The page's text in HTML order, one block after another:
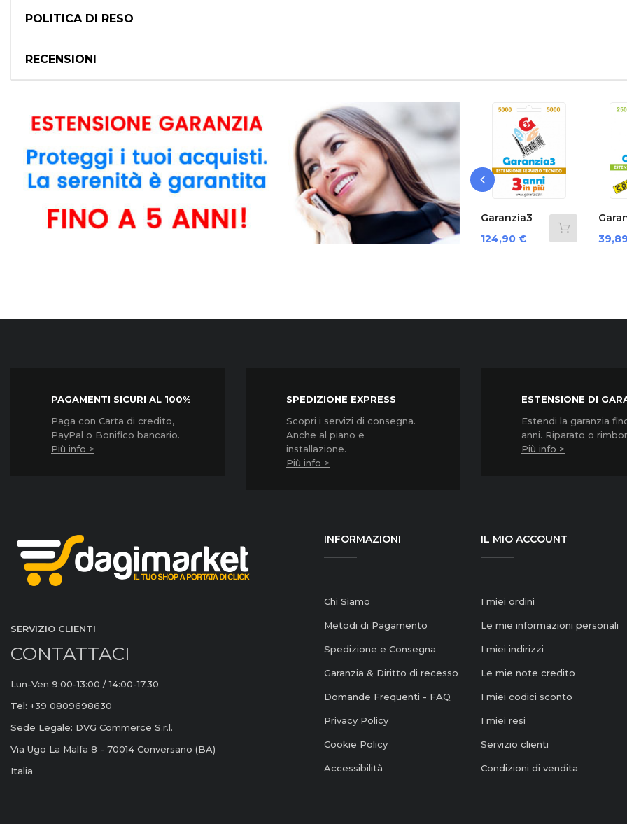
POLITICA DI RESO
RECENSIONI
Garanzia3
Grpd3500...
Garanzia3
Grpd31000...
Garanzia3
Grpd32000...
Garanzia3
Grpd35000...
Prezzo
124,90 €
Garanzia3
Mesi...
Prezzo
39,89 €
PAGAMENTI SICURI AL 100%
Paga con Carta di credito,
PayPal o Bonifico bancario.
Più info >
SPEDIZIONE EXPRESS
Scopri i servizi di consegna.
Anche al piano e
installazione.
Più info >
ESTENSIONE DI
Estendi la garanzia
anni. Riparato o
Più info >
SERVIZIO CLIENTI
CONTATTACI
Lun-Ven 9:00-13:00 / 14:00-17.30
Tel: +39 0809698630
Sede Legale: DVG Commerce S.r.l.
Via Ugo La Malfa 8 - 70014 Conversano (BA)
Italia
INFORMAZIONI
Chi Siamo
Metodi di Pagamento
Spedizione e Consegna
Garanzia & Diritto di recesso
Domande Frequenti - FAQ
Privacy Policy
Cookie Policy
Accessibilità
IL MIO ACCOUNT
I miei ordini
Le mie informazioni personali
I miei indirizzi
Le mie note credito
I miei codici sconto
I miei resi
Servizio clienti
Condizioni di vendita